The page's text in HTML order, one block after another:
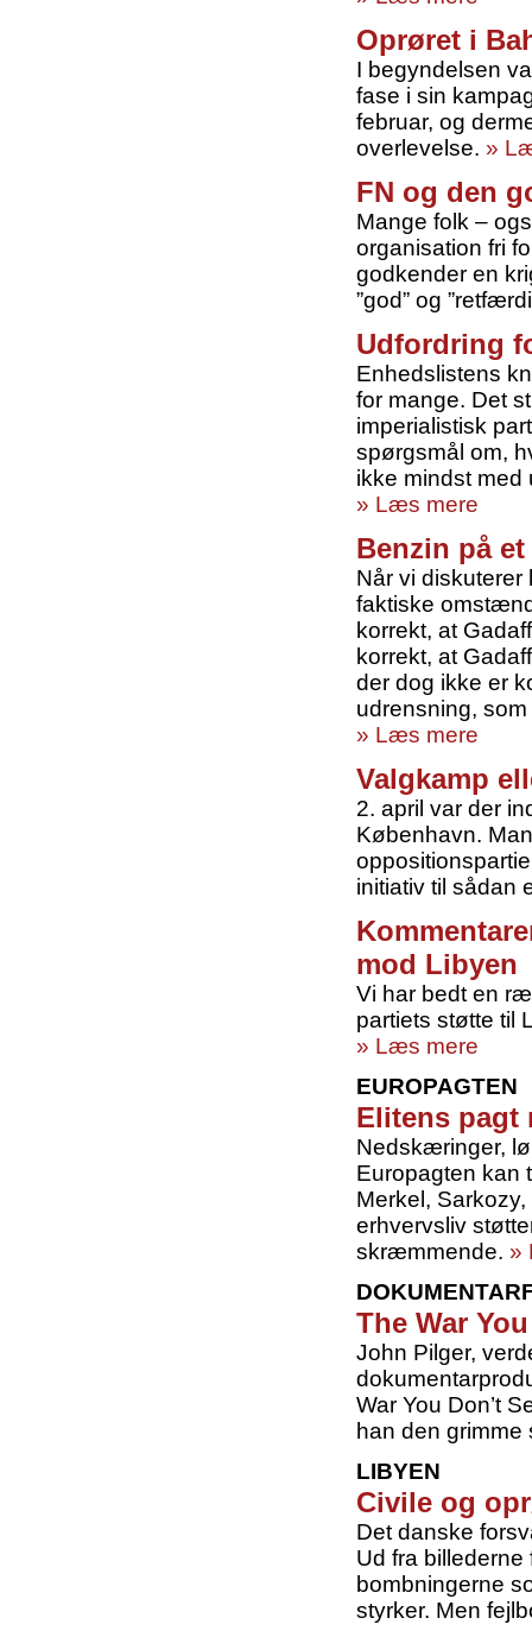
Oprøret i
I begyndelsen
fase i sin
februar, og
overlevelse. »
FN og den
Mange folk –
organisation fri
godkender en
”god” og
Udfordring
Enhedslistens
for mange. Det
imperialistisk
spørgsmål om,
ikke mindst med
» Læs mere
Benzin på
Når vi diskuterer
faktiske
korrekt, at
korrekt, at
der dog ikke er
udrensning,
» Læs mere
Valgkamp
2. april var der
København.
initiativ til sådan
mod Libyen
Vi har bedt en
partiets støtte til
» Læs mere
EUROPAGTEN
Elitens pagt
Nedskæringer,
Europagten kan
Merkel,
erhvervsliv
skræmmende. »
The War
John Pilger,
War You Don’t
han den
LIBYEN
Civile og
Det danske
Ud fra
bombningerne
styrker. Men